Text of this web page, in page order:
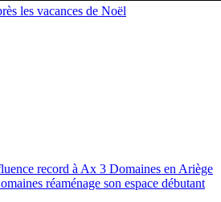
les vacances de Noël
record à Ax 3 Domaines en Ariège
réaménage son espace débutant